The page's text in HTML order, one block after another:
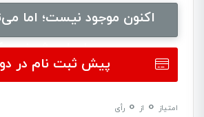
اکنون موجود نیست؛ اما
محصول را پیش‌خرید
پیش ثبت نام در
امتیاز 0 از 0 رأی